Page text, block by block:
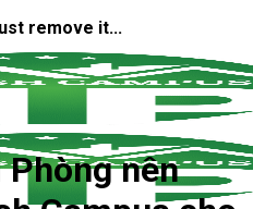
remove it...
Phòng nên